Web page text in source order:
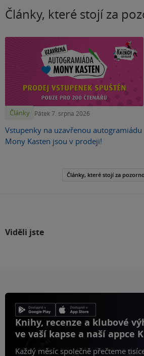
Články, které stojí za
Články Pátek 7. srpna 2026
Vstupenky na uzavřenou autogramiádu
Mony Kasten jsou v prodeji!
Články, které stojí za
Viděli jste
Knihy, recenze a klubové
ve vaší kapse a naší appce
Každý měsíc společně přečteme